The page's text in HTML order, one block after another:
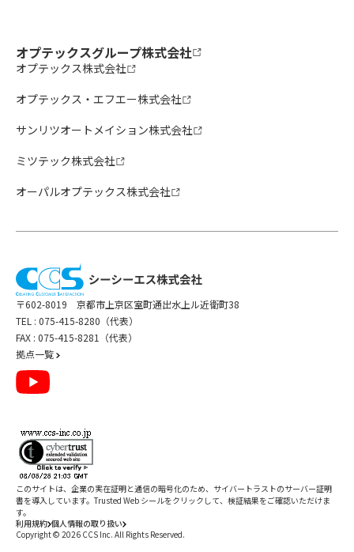
オプテックスグループ株式会社
オプテックス株式会社
オプテックス・エフエー株式会社
サンリツオートメイション株式会社
ミツテック株式会社
オーパルオプテックス株式会社
〒602-8019 京都市上京区室町通出水上ル近衛町38
TEL : 075-415-8280（代表）
FAX : 075-415-8281（代表）
拠点一覧
利用規約 個人情報の取り扱い
Copyright © 2026 CCS Inc. All Rights Reserved.
このサイトは、企業の実在証明と通信の暗号化のため、サイバートラストのサーバー証明
書を導入しています。Trusted Web シールをクリックして、検証結果をご確認いただけま
す。